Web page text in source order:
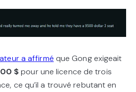
a affirmé que Gong exigeait
$pour une licence de trois
ce qu’il a trouvé rebutant en